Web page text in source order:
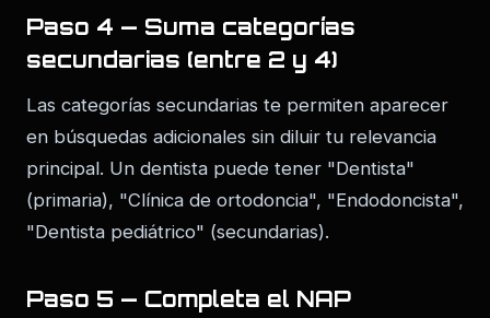
Paso 4 — Suma categorías
secundarias (entre 2 y 4)
Las categorías secundarias te permiten aparecer
en búsquedas adicionales sin diluir tu relevancia
principal. Un dentista puede tener "Dentista"
(primaria), "Clínica de ortodoncia", "Endodoncista",
"Dentista pediátrico" (secundarias).
Paso 5 — Completa el NAP